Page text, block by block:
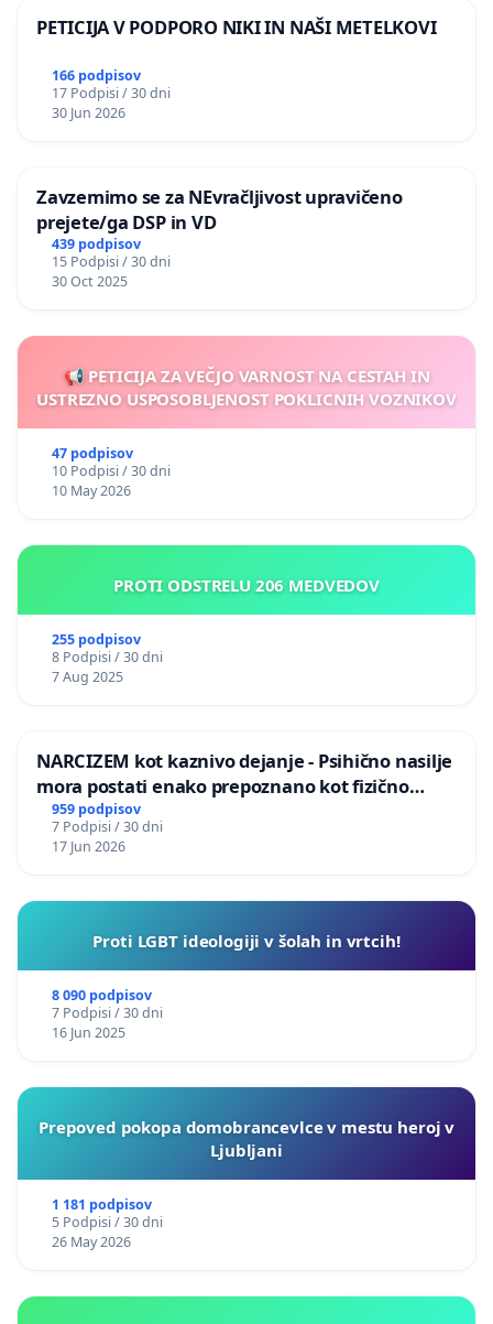
PETICIJA V PODPORO NIKI IN NAŠI METELKOVI
166 podpisov
17 Podpisi / 30 dni
30 Jun 2026
Zavzemimo se za NEvračljivost upravičeno
prejete/ga DSP in VD
439 podpisov
15 Podpisi / 30 dni
30 Oct 2025
📢 PETICIJA ZA VEČJO VARNOST NA CESTAH IN
USTREZNO USPOSOBLJENOST POKLICNIH VOZNIKOV
47 podpisov
10 Podpisi / 30 dni
10 May 2026
PROTI ODSTRELU 206 MEDVEDOV
255 podpisov
8 Podpisi / 30 dni
7 Aug 2025
NARCIZEM kot kaznivo dejanje - Psihično nasilje
mora postati enako prepoznano kot fizično
nasilje
959 podpisov
7 Podpisi / 30 dni
17 Jun 2026
Proti LGBT ideologiji v šolah in vrtcih!
8 090 podpisov
7 Podpisi / 30 dni
16 Jun 2025
Prepoved pokopa domobrancevlce v mestu heroj v
Ljubljani
1 181 podpisov
5 Podpisi / 30 dni
26 May 2026